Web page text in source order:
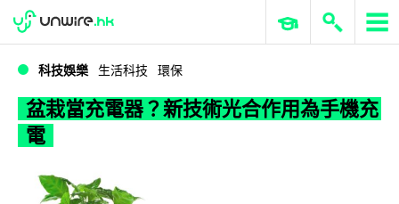
盆栽當充電器？新技術光合作用為手機充電
WWDC 2026 ERP 與商業 AI
科技娛樂 生活科技 環保
盆栽當充電器？新技術光合作用為手機充
電